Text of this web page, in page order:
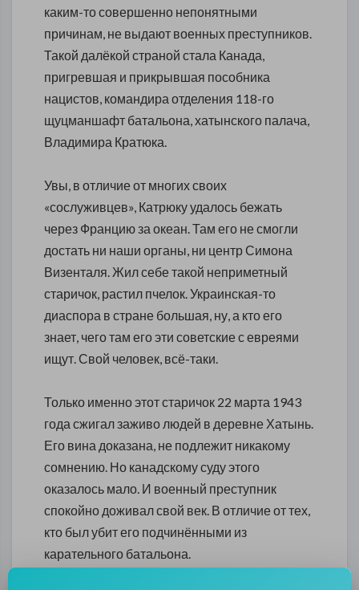
каким-то совершенно непонятными
причинам, не выдают военных преступников.
Такой далёкой страной стала Канада,
пригревшая и прикрывшая пособника
нацистов, командира отделения 118-го
щуцманшафт батальона, хатынского палача,
Владимира Кратюка.
Увы, в отличие от многих своих
«сослуживцев», Катрюку удалось бежать
через Францию за океан. Там его не смогли
достать ни наши органы, ни центр Симона
Визенталя. Жил себе такой неприметный
старичок, растил пчелок. Украинская-то
диаспора в стране большая, ну, а кто его
знает, чего там его эти советские с евреями
ищут. Свой человек, всё-таки.
Только именно этот старичок 22 марта 1943
года сжигал заживо людей в деревне Хатынь.
Его вина доказана, не подлежит никакому
сомнению. Но канадскому суду этого
оказалось мало. И военный преступник
спокойно доживал свой век. В отличие от тех,
кто был убит его подчинёнными из
карательного батальона.